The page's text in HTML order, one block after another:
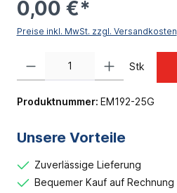
0,00 €*
Preise inkl. MwSt. zzgl. Versandkosten
Stk
Produktnummer: EM192-25G
Unsere Vorteile
Zuverlässige Lieferung
Bequemer Kauf auf Rechnung